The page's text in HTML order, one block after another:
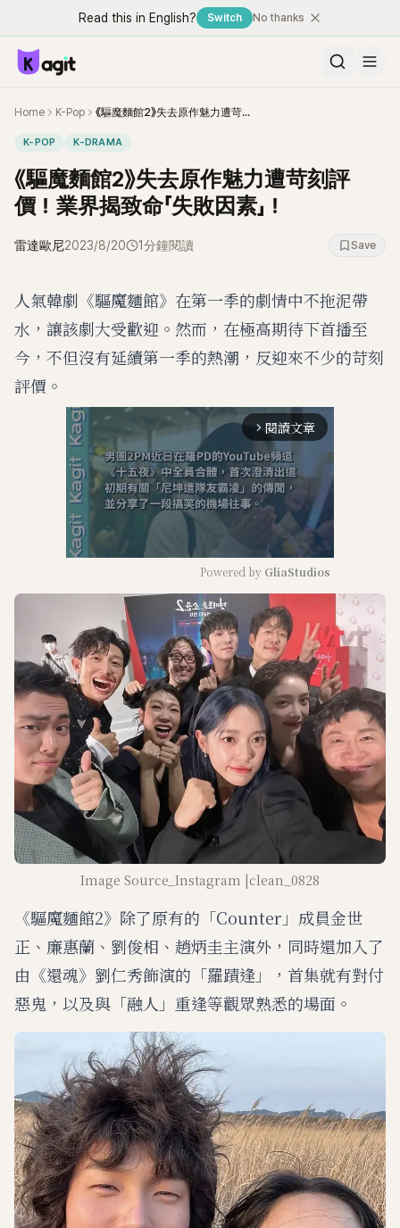
Read this in English? Switch No thanks
Home K-Pop 《驅魔麵館2》失去原作魅力遭苛刻評價！業界揭致命「失敗因素」！
K-POP K-DRAMA
《驅魔麵館2》失去原作魅力遭苛刻評
價！業界揭致命「失敗因素」！
雷達歐尼2023/8/20 1分鐘閱讀 Save
人氣韓劇《驅魔麵館》在第一季的劇情中不拖泥帶
水，讓該劇大受歡迎。然而，在極高期待下首播至
今，不但沒有延續第一季的熱潮，反迎來不少的苛刻
評價。
arrow_forward_ios 閱讀文章
M
u
t
e
Powered by GliaStudios
Image Source_Instagram |clean_0828
《驅魔麵館2》除了原有的「Counter」成員金世
正、廉惠蘭、劉俊相、趙炳圭主演外，同時還加入了
由《還魂》劉仁秀飾演的「羅蹟逢」，首集就有對付
惡鬼，以及與「融人」重逢等觀眾熟悉的場面。